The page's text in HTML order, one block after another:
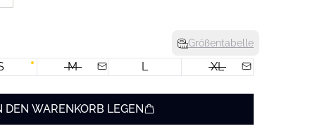
Größentabelle
M L
XL
DEN WARENKORB LEGEN